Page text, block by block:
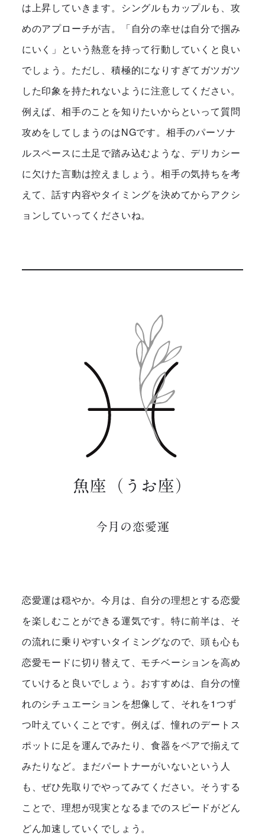
は上昇していきます。シングルもカップルも、攻
めのアプローチが吉。「自分の幸せは自分で掴み
にいく」という熱意を持って行動していくと良い
でしょう。ただし、積極的になりすぎてガツガツ
した印象を持たれないように注意してください。
例えば、相手のことを知りたいからといって質問
攻めをしてしまうのはNGです。相手のパーソナ
ルスペースに土足で踏み込むような、デリカシー
に欠けた言動は控えましょう。相手の気持ちを考
えて、話す内容やタイミングを決めてからアクシ
ョンしていってくださいね。
魚座（うお座）
今月の恋愛運
恋愛運は穏やか。今月は、自分の理想とする恋愛
を楽しむことができる運気です。特に前半は、そ
の流れに乗りやすいタイミングなので、頭も心も
恋愛モードに切り替えて、モチベーションを高め
ていけると良いでしょう。おすすめは、自分の憧
れのシチュエーションを想像して、それを1つず
つ叶えていくことです。例えば、憧れのデートス
ポットに足を運んでみたり、食器をペアで揃えて
みたりなど。まだパートナーがいないという人
も、ぜひ先取りでやってみてください。そうする
ことで、理想が現実となるまでのスピードがどん
どん加速していくでしょう。